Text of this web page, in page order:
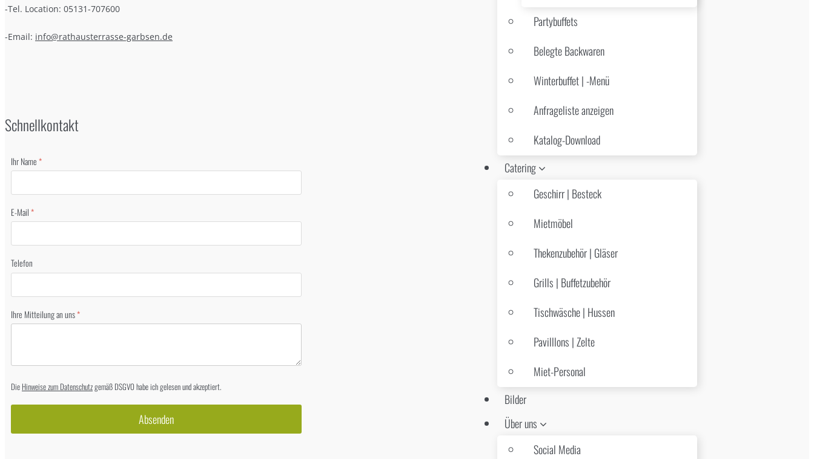
Partybuffets
Belegte Backwaren
Winterbuffet | -Menü
Anfrageliste anzeigen
Katalog-Download
Catering
Geschirr | Besteck
Mietmöbel
Thekenzubehör | Gläser
Grills | Buffetzubehör
Tischwäsche | Hussen
Pavilllons | Zelte
Miet-Personal
Bilder
Über uns
Social Media
-Tel. Location: 05131-707600
-Email: info@rathausterrasse-garbsen.de
Schnellkontakt
Ihr Name*
E-Mail*
Telefon
Ihre Mitteilung an uns*
Die Hinweise zum Datenschutzgemäß DSGVO habe ich gelesen und akzeptiert.
Absenden